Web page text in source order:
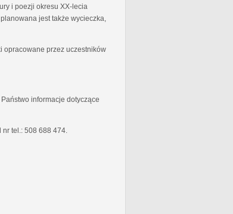
i poezji okresu XX-lecia
jest także wycieczka,
opracowane przez uczestników
informacje dotyczące
nr tel.: 508 688 474.